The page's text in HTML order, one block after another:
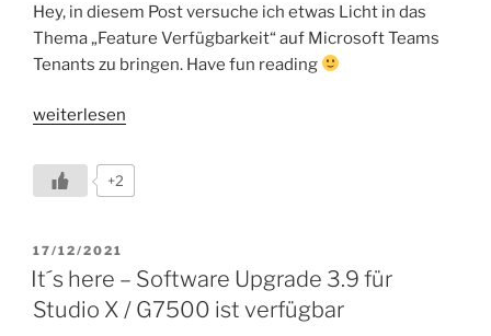
Hey, in diesem Post versuche ich etwas Licht in das
Thema „Feature Verfügbarkeit“ auf Microsoft Teams
Tenants zu bringen. Have fun reading
„Warum
mir
neue
aus
dem
aktuellen
Release
weiterlesen
+2
VERÖFFENTLICHT
AM
17/12/2021
It´s here – Software Upgrade 3.9 für
Studio X / G7500 ist verfügbar